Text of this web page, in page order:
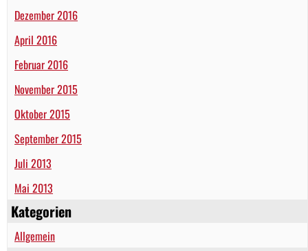
Dezember 2016
April 2016
Februar 2016
November 2015
Oktober 2015
September 2015
Juli 2013
Mai 2013
Kategorien
Allgemein